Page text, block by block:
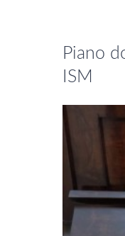
Piano
ISM